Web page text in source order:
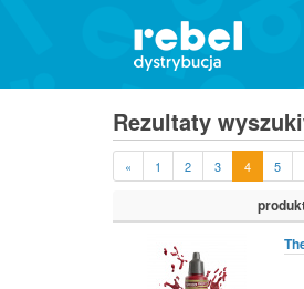
Rezultaty
« 1 2 3 4 5